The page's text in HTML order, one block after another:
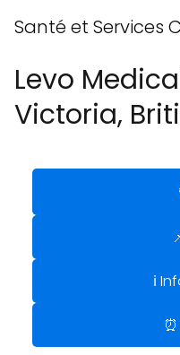
Santé et Services
Levo
Victoria,
ℹ️